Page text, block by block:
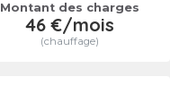
Montant des charges
46 €/mois
(chauffage)